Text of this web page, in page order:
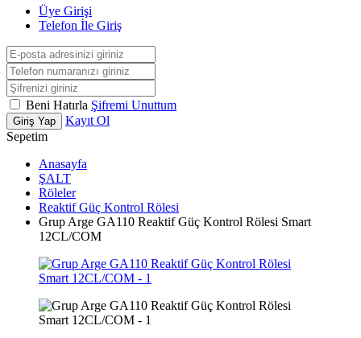
Üye Girişi
Telefon İle Giriş
Beni Hatırla Şifremi Unuttum
Giriş Yap
Kayıt Ol
Sepetim
Anasayfa
ŞALT
Röleler
Reaktif Güç Kontrol Rölesi
Grup Arge GA110 Reaktif Güç Kontrol Rölesi Smart
12CL/COM